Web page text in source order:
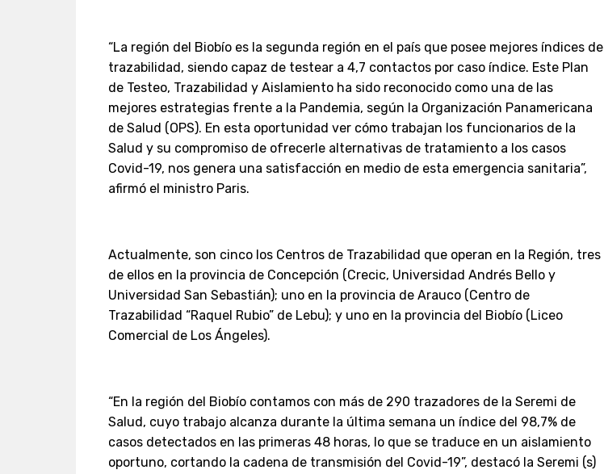
“La región del Biobío es la segunda región en el país que posee mejores índices de
trazabilidad, siendo capaz de testear a 4,7 contactos por caso índice. Este Plan
de Testeo, Trazabilidad y Aislamiento ha sido reconocido como una de las
mejores estrategias frente a la Pandemia, según la Organización Panamericana
de Salud (OPS). En esta oportunidad ver cómo trabajan los funcionarios de la
Salud y su compromiso de ofrecerle alternativas de tratamiento a los casos
Covid-19, nos genera una satisfacción en medio de esta emergencia sanitaria”,
afirmó el ministro Paris.
Actualmente, son cinco los Centros de Trazabilidad que operan en la Región, tres
de ellos en la provincia de Concepción (Crecic, Universidad Andrés Bello y
Universidad San Sebastián); uno en la provincia de Arauco (Centro de
Trazabilidad “Raquel Rubio” de Lebu); y uno en la provincia del Biobío (Liceo
Comercial de Los Ángeles).
“En la región del Biobío contamos con más de 290 trazadores de la Seremi de
Salud, cuyo trabajo alcanza durante la última semana un índice del 98,7% de
casos detectados en las primeras 48 horas, lo que se traduce en un aislamiento
oportuno, cortando la cadena de transmisión del Covid-19”, destacó la Seremi (s)